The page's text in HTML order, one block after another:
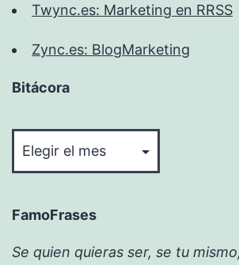
Twync.es: Marketing en RRSS
Zync.es: BlogMarketing
Bitácora
FamoFrases
Se quien quieras ser, se tu